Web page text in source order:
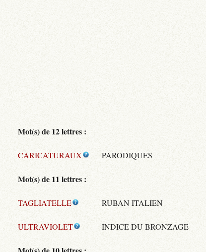
Mot(s) de 12 lettres :
CARICATURAUX PARODIQUES
Mot(s) de 11 lettres :
TAGLIATELLE RUBAN ITALIEN
ULTRAVIOLET INDICE DU BRONZAGE